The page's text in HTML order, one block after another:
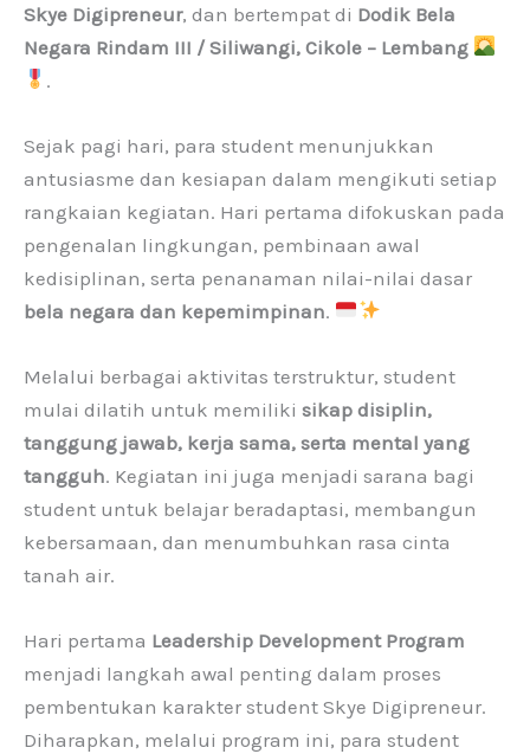
Skye Digipreneur, dan bertempat di Dodik Bela
Negara Rindam III / Siliwangi, Cikole – Lembang
.
Sejak pagi hari, para student menunjukkan
antusiasme dan kesiapan dalam mengikuti setiap
rangkaian kegiatan. Hari pertama difokuskan pada
pengenalan lingkungan, pembinaan awal
kedisiplinan, serta penanaman nilai-nilai dasar
bela negara dan kepemimpinan.
Melalui berbagai aktivitas terstruktur, student
mulai dilatih untuk memiliki sikap disiplin,
tanggung jawab, kerja sama, serta mental yang
tangguh. Kegiatan ini juga menjadi sarana bagi
student untuk belajar beradaptasi, membangun
kebersamaan, dan menumbuhkan rasa cinta
tanah air.
Hari pertama Leadership Development Program
menjadi langkah awal penting dalam proses
pembentukan karakter student Skye Digipreneur.
Diharapkan, melalui program ini, para student